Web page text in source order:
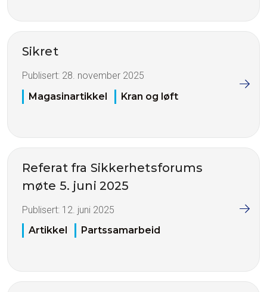
Sikret
Publisert: 28. november 2025
Magasinartikkel
Kran og løft
Referat fra Sikkerhetsforums
møte 5. juni 2025
Publisert: 12. juni 2025
Artikkel
Partssamarbeid